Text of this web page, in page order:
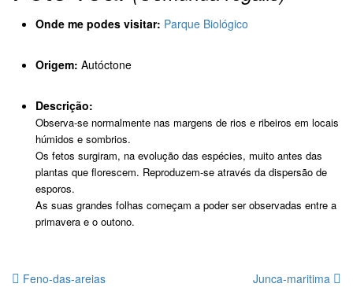
Onde me podes visitar: Parque Biológico
Origem: Autóctone
Descrição:
Observa-se normalmente nas margens de rios e ribeiros em locais
húmidos e sombrios.
Os fetos surgiram, na evolução das espécies, muito antes das
plantas que florescem. Reproduzem-se através da dispersão de
esporos.
As suas grandes folhas começam a poder ser observadas entre a
primavera e o outono.
Feno-das-areias Junca-maritima